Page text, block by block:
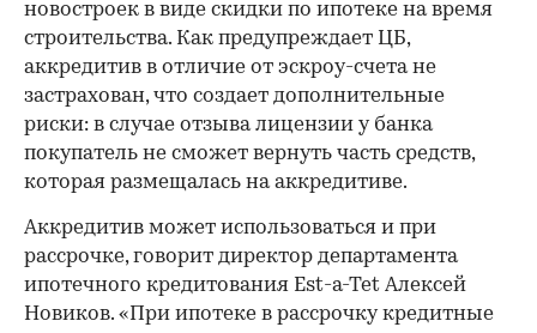
новостроек в виде скидки по ипотеке на время
строительства. Как предупреждает ЦБ,
аккредитив в отличие от эскроу-счета не
застрахован, что создает дополнительные
риски: в случае отзыва лицензии у банка
покупатель не сможет вернуть часть средств,
которая размещалась на аккредитиве.
Аккредитив может использоваться и при
рассрочке, говорит директор департамента
ипотечного кредитования Est-a-Tet Алексей
Новиков. «При ипотеке в рассрочку кредитные